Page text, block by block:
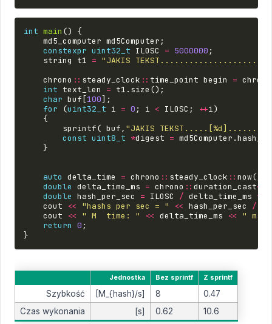
int main ()
{
md5_computer md5Computer ;
constexpr uint32_t ILOSC = 5000000 ;
string
t1 = "JAKIS
chrono :: steady_clock :: time_point begin = chrono
int text_len = t1 . size ();
char buf [100];
for
(uint32_t i = 0 ; i < ILOSC ; ++i)
{
sprintf( buf, "JAKIS
const uint8_t *digest = md5Computer .hash_it
}
auto delta_time = chrono :: steady_clock :: now()
double delta_time_ms = chrono :: duration_cast<
double hash_per_sec = ILOSC / delta_time_ms *
cout
<< "hashs per sec = " << hash_per_sec /
cout
<< " M  time: " << delta_time_ms << " ms"
return 0 ;
}
Jednostka Bez sprintf Z sprintf
Szybkość [M_{hash}/s] 8
0.47
Czas wykonania
[s] 0.62 10.6